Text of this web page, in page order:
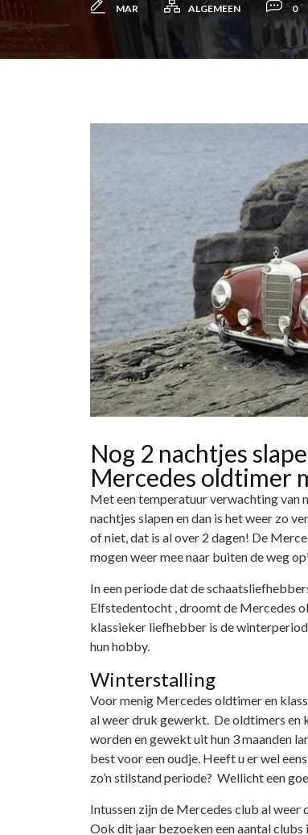
MAR ALGEMEEN 0
Nog 2 nachtjes
Mercedes oldtimer
Met een temperatuur verwachting van
nachtjes slapen en dan is het weer zo
of niet, dat is al over 2 dagen! De
mogen weer mee naar buiten de weg
In een periode dat de
Elfstedentocht , droomt de Mercedes
klassieker liefhebber is de
hun hobby.
Winterstalling
Voor menig Mercedes oldtimer en
al weer druk gewerkt. De oldtimers en
worden en gewekt uit hun 3 maanden
best voor een oudje. Heeft u er wel
zo’n stilstand periode? Wellicht een
Intussen zijn de Mercedes club al weer
Ook dit jaar bezoeken een aantal